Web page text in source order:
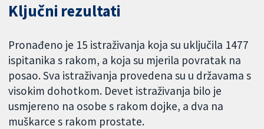
Ključni rezultati
Pronađeno je 15 istraživanja koja su uključila 1477
ispitanika s rakom, a koja su mjerila povratak na
posao. Sva istraživanja provedena su u državama s
visokim dohotkom. Devet istraživanja bilo je
usmjereno na osobe s rakom dojke, a dva na
muškarce s rakom prostate.